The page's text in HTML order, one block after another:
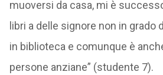
muoversi da casa, mi è
libri a delle signore non in grado
in biblioteca e comunque è
persone anziane” (studente 7).